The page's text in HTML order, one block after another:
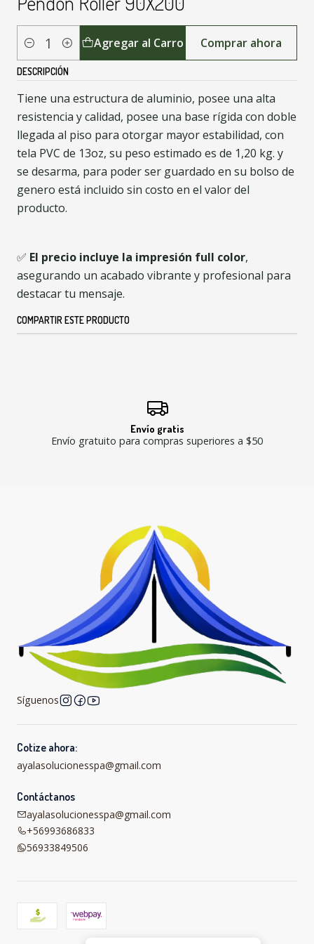
Cantidad Agregar al Carro Comprar ahora
DESCRIPCIÓN
Tiene una estructura de aluminio, posee una alta
resistencia y calidad, posee una base rígida con doble
llegada al piso para otorgar mayor estabilidad, con
tela PVC de 13oz, su peso estimado es de 1,20 kg. y
se desarma, para poder ser guardado en su bolso de
genero está incluido sin costo en el valor del
producto.
✅ El precio incluye la impresión full color,
asegurando un acabado vibrante y profesional para
destacar tu mensaje.
COMPARTIR ESTE PRODUCTO
Envío gratis
Envío gratuito para compras superiores a $50
Síguenos
Cotize ahora:
ayalasolucionesspa@gmail.com
Contáctanos
ayalasolucionesspa@gmail.com
+56993686833
56933849506